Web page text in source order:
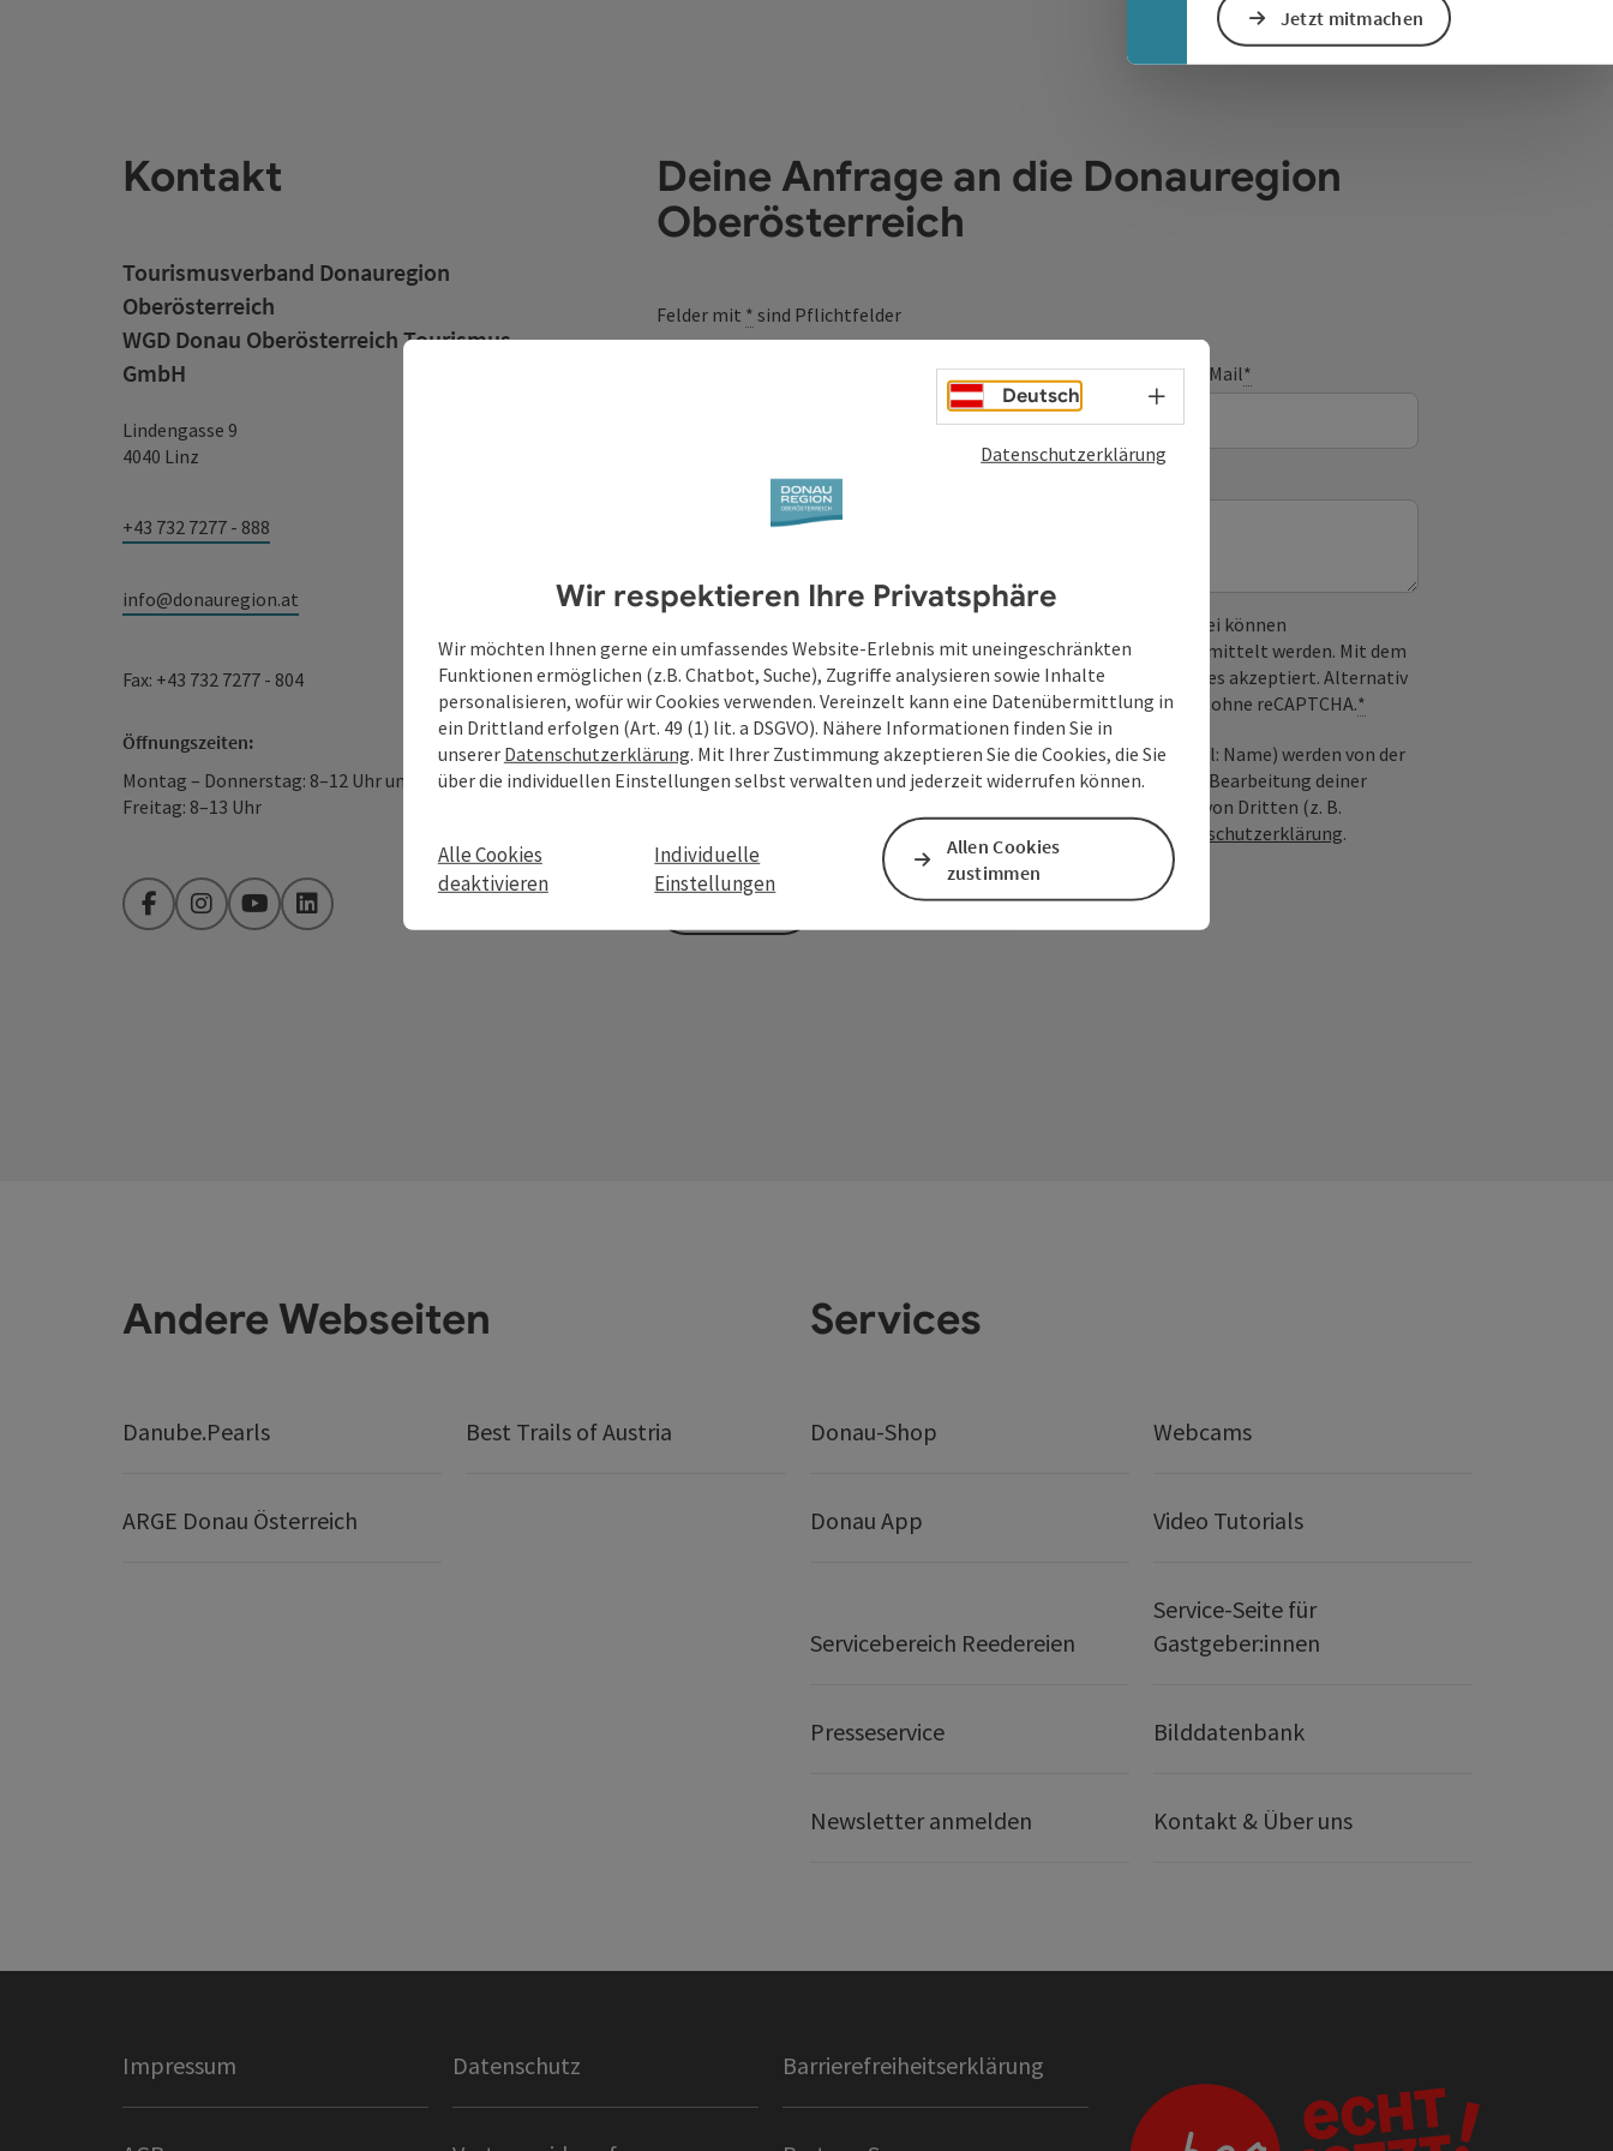
Jetzt mitmachen
Kontakt
Tourismusverband Donauregion
Oberösterreich
WGD Donau Oberösterreich Tourismus
GmbH
Lindengasse 9
4040 Linz
+43 732 7277 - 888
info@donauregion.at
Fax: +43 732 7277 - 804
Öffnungszeiten:
Montag – Donnerstag: 8–12 Uhr und 13–16 Uhr
Freitag: 8–13 Uhr
FacebookInstagramYouTubeLinkedIn
Deine Anfrage an die Donauregion
Oberösterreich
Felder mit * sind Pflichtfelder
Nachname E-Mail*
Unverbindliche Anfrage
Zum Schutz vor Spam wird Google reCAPTCHA verwendet. Dabei können
personenbezogene Daten (z. B. die IP-Adresse) an Google übermittelt werden. Mit dem
Absenden des Formulars werden die dafür erforderlichen Cookies akzeptiert. Alternativ
ist eine Kontaktaufnahme jederzeit per E-Mail möglich – ganz ohne reCAPTCHA.*
Deine bekannt gegebenen Daten (E-Mail-Adresse, Anfrage; optional: Name) werden von der
WGD Donau Oberösterreich Tourismus GmbH ausschließlich für die Bearbeitung deiner
Anfrage verwendet und nur dann weitergegeben, wenn die Anfrage von Dritten (z. B.
touristische Leistungsträger) zu beantworten ist. Siehe auchDatenschutzerklärung.
Andere Webseiten
Danube.Pearls Best Trails of Austria
ARGE Donau Österreich
Services
Donau-Shop Webcams
Donau App Video Tutorials
Servicebereich Reedereien
Service-Seite für
Gastgeber:innen
Presseservice Bilddatenbank
Newsletter anmelden Kontakt & Über uns
Impressum Datenschutz Barrierefreiheitserklärung
Deutsch Sprachwahl - Menü öffnen
Datenschutzerklärung
Wir respektieren Ihre Privatsphäre
Wir möchten Ihnen gerne ein umfassendes Website-Erlebnis mit uneingeschränkten
Funktionen ermöglichen (z.B. Chatbot, Suche), Zugriffe analysieren sowie Inhalte
personalisieren, wofür wir Cookies verwenden. Vereinzelt kann eine Datenübermittlung in
ein Drittland erfolgen (Art. 49 (1) lit. a DSGVO). Nähere Informationen finden Sie in
unserer Datenschutzerklärung. Mit Ihrer Zustimmung akzeptieren Sie die Cookies, die Sie
über die individuellen Einstellungen selbst verwalten und jederzeit widerrufen können.
Alle Cookies
deaktivieren
Individuelle
Einstellungen
Allen Cookies
zustimmen